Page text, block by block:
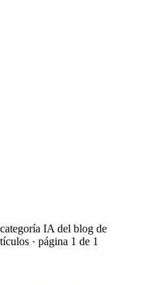
IA del blog de
s · página 1 de 1